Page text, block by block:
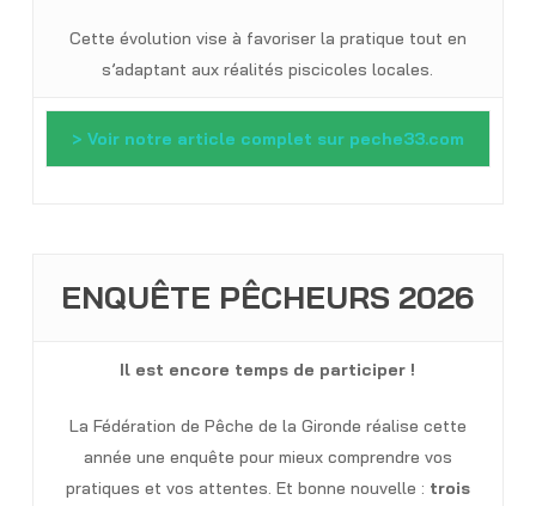
Cette évolution vise à favoriser la pratique tout en
s’adaptant aux réalités piscicoles locales.
> Voir notre article complet sur peche33.com
ENQUÊTE PÊCHEURS 2026
Il est encore temps de participer !
La Fédération de Pêche de la Gironde réalise cette
année une enquête pour mieux comprendre vos
pratiques et vos attentes. Et bonne nouvelle : trois